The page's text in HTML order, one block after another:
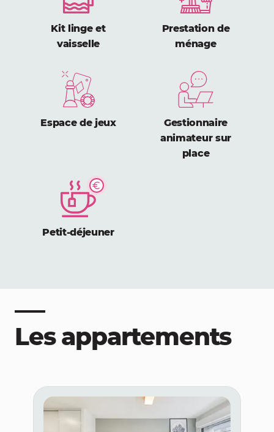
Kit linge et
vaisselle
Prestation de
ménage
Espace de jeux
Gestionnaire
animateur sur
place
Petit-déjeuner
Les appartements